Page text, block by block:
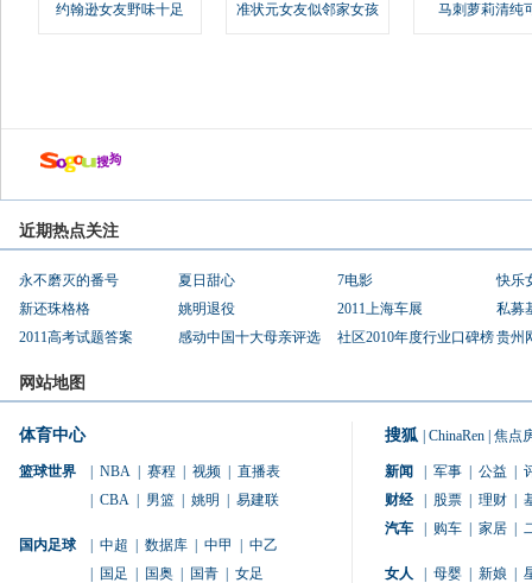
约翰逊女友野味十足 准状元女友似邻家女孩 马刺萝莉清纯
近期热点关注
永不磨灭的番号 夏日甜心 7电影
快乐
新还珠格格
姚明退役 2011上海车展
私募
2011高考试题答案
感动中国十大母亲评选 社区2010年度行业口碑榜贵州
网站地图
体育中心
篮球世界 NBA 赛程 视频
直播表
CBA 男篮 姚明 易建联
国内足球 中超 数据库 中甲
中乙
国足 国奥 国青 女足
搜狐 ChinaRen 焦点
新闻 军事 公益
财经
股票 理财
汽车
购车 家居
女人 母婴 新娘